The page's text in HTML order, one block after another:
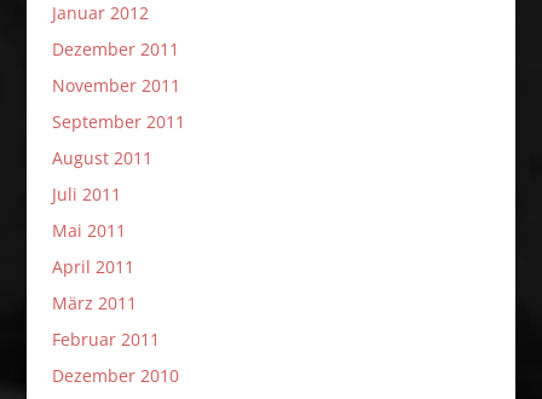
Januar 2012
Dezember 2011
November 2011
September 2011
August 2011
Juli 2011
Mai 2011
April 2011
März 2011
Februar 2011
Dezember 2010